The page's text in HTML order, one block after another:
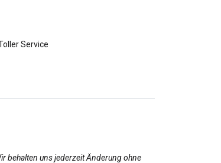
Service
behalten uns jederzeit Änderung ohne